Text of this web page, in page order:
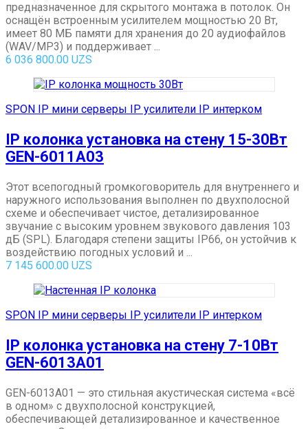
предназначенное для скрытого монтажа в потолок. Он
оснащён встроенным усилителем мощностью 20 Вт,
имеет 80 МБ памяти для хранения до 20 аудиофайлов
(WAV/MP3) и поддерживает ...
6 036 800.00 UZS
SPON IP мини серверы IP усилители IP интерком
IP колонка установка на стену 15-30Вт
GEN-6011A03
Этот всепогодный громкоговоритель для внутреннего и
наружного использования выполнен по двухполосной
схеме и обеспечивает чистое, детализированное
звучание с высоким уровнем звукового давления 103
дБ (SPL). Благодаря степени защиты IP66, он устойчив к
воздействию погодных условий и ...
7 145 600.00 UZS
SPON IP мини серверы IP усилители IP интерком
IP колонка установка на стену 7-10Вт
GEN-6013A01
GEN-6013A01 — это стильная акустическая система «всё
в одном» с двухполосной конструкцией,
обеспечивающей детализированное и качественное